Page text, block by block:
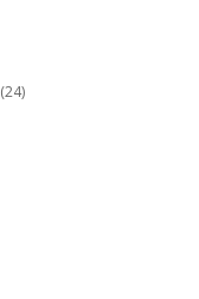
(24)